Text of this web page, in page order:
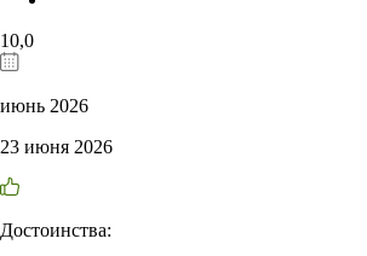
10,0
июнь 2026
23 июня 2026
Достоинства: